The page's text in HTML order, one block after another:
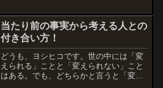
気予報を見ても完全な蝦夷梅雨ですね！
7月6日金曜日に北北海...
当たり前の事実から考える人との
付き合い方！
どうも、ヨシヒコです。世の中には「変
えられる」ことと「変えられない」こと
はある。でも、どちらかと言うと「変え